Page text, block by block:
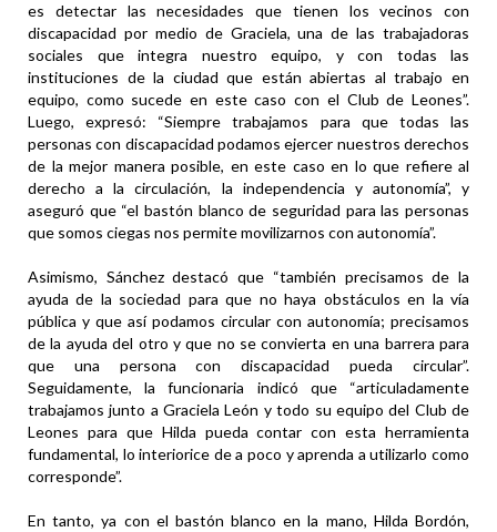
es detectar las necesidades que tienen los vecinos con
discapacidad por medio de Graciela, una de las trabajadoras
sociales que integra nuestro equipo, y con todas las
instituciones de la ciudad que están abiertas al trabajo en
equipo, como sucede en este caso con el Club de Leones”.
Luego, expresó: “Siempre trabajamos para que todas las
personas con discapacidad podamos ejercer nuestros derechos
de la mejor manera posible, en este caso en lo que refiere al
derecho a la circulación, la independencia y autonomía”, y
aseguró que “el bastón blanco de seguridad para las personas
que somos ciegas nos permite movilizarnos con autonomía”.
Asimismo, Sánchez destacó que “también precisamos de la
ayuda de la sociedad para que no haya obstáculos en la vía
pública y que así podamos circular con autonomía; precisamos
de la ayuda del otro y que no se convierta en una barrera para
que una persona con discapacidad pueda circular”.
Seguidamente, la funcionaria indicó que “articuladamente
trabajamos junto a Graciela León y todo su equipo del Club de
Leones para que Hilda pueda contar con esta herramienta
fundamental, lo interiorice de a poco y aprenda a utilizarlo como
corresponde”.
En tanto, ya con el bastón blanco en la mano, Hilda Bordón,